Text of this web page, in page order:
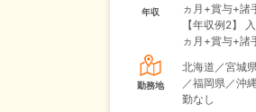
年収
ヵ月+賞与+諸
【年収例2】
ヵ月+賞与+諸
勤務地
北海道／宮城
／福岡県／沖
勤なし